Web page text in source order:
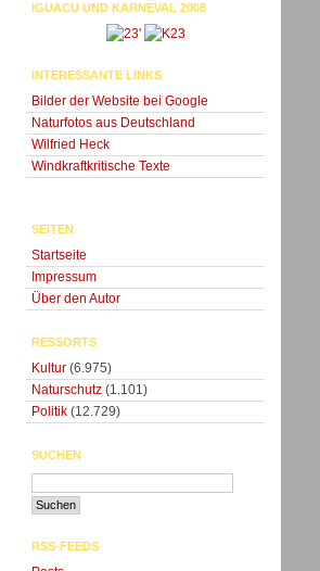
IGUACU UND KARNEVAL 2008
'
INTERESSANTE LINKS
Bilder der Website bei Google
Naturfotos aus Deutschland
Wilfried Heck
Windkraftkritische Texte
SEITEN
Startseite
Impressum
Über den Autor
RESSORTS
Kultur (6.975)
Naturschutz (1.101)
Politik (12.729)
SUCHEN
RSS-FEEDS